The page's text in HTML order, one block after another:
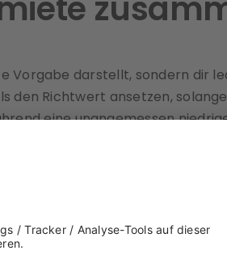
darstellt, sondern dir
Richtwert ansetzen,
eine unangemessen
die sowohl deine Interessen,
Umsatzsteuer sowie
des Hauses,
festen Sätze vorgegeben